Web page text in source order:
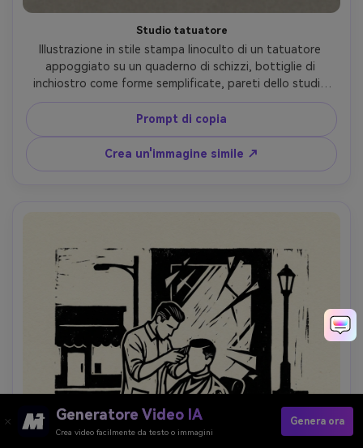
Studio tatuatore
Illustrazione in stile stampa linoculto di un tatuatore
appoggiato su un quaderno di schizzi, bottiglie di
inchiostro come forme semplificate, pareti dello studio
accennate a trame intagliate, linee di contorno audaci e
dense incrociature, inchiostro nero su carta grigio calda
con un singolo accento crimson, leggera registrazione
errata, composizione poster edgy, obiettivo da 85 mm,
profondità di campo bassa-AR 4:5
Prompt di copia
Crea un'immagine simile ↗
Generatore Video IA
Crea video facilmente da testo o immagini
Genera ora